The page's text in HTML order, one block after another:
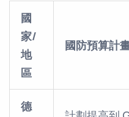
國
家/
地
區
國防預算計
德